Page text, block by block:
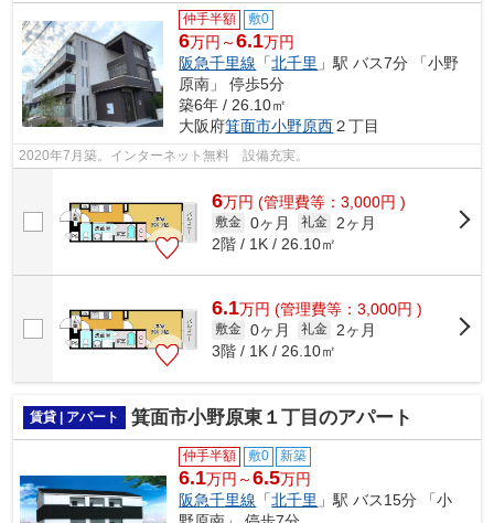
仲手半額 敷0
6万円～6.1万円
阪急千里線 「北千里 」駅 バス7分 「小野
原南」 停歩5分
築6年 / 26.10㎡
大阪府箕面市小野原西２丁目
2020年7月築。インターネット無料 設備充実。
6万円 (管理費等：3,000円 )
敷金 0ヶ月 礼金
2ヶ月
2階 / 1K / 26.10㎡
6.1万円 (管理費等：3,000円 )
敷金 0ヶ月 礼金
2ヶ月
3階 / 1K / 26.10㎡
賃貸 | アパート 箕面市小野原東１丁目のアパート
仲手半額 敷0 新築
6.1万円～6.5万円
阪急千里線 「北千里 」駅 バス15分 「小